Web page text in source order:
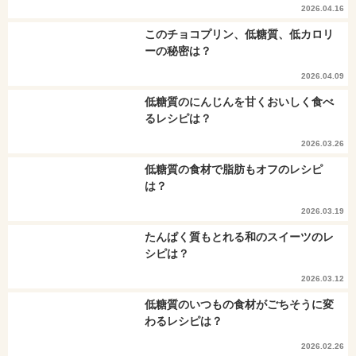
2026.04.16
このチョコプリン、低糖質、低カロリ
ーの秘密は？
2026.04.09
低糖質のにんじんを甘くおいしく食べ
るレシピは？
2026.03.26
低糖質の食材で脂肪もオフのレシピ
は？
2026.03.19
たんぱく質もとれる和のスイーツのレ
シピは？
2026.03.12
低糖質のいつもの食材がごちそうに変
わるレシピは？
2026.02.26